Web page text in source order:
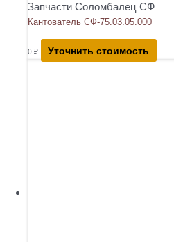
Запчасти Соломбалец СФ
Кантователь СФ-75.03.05.000
0 ₽ Уточнить стоимость